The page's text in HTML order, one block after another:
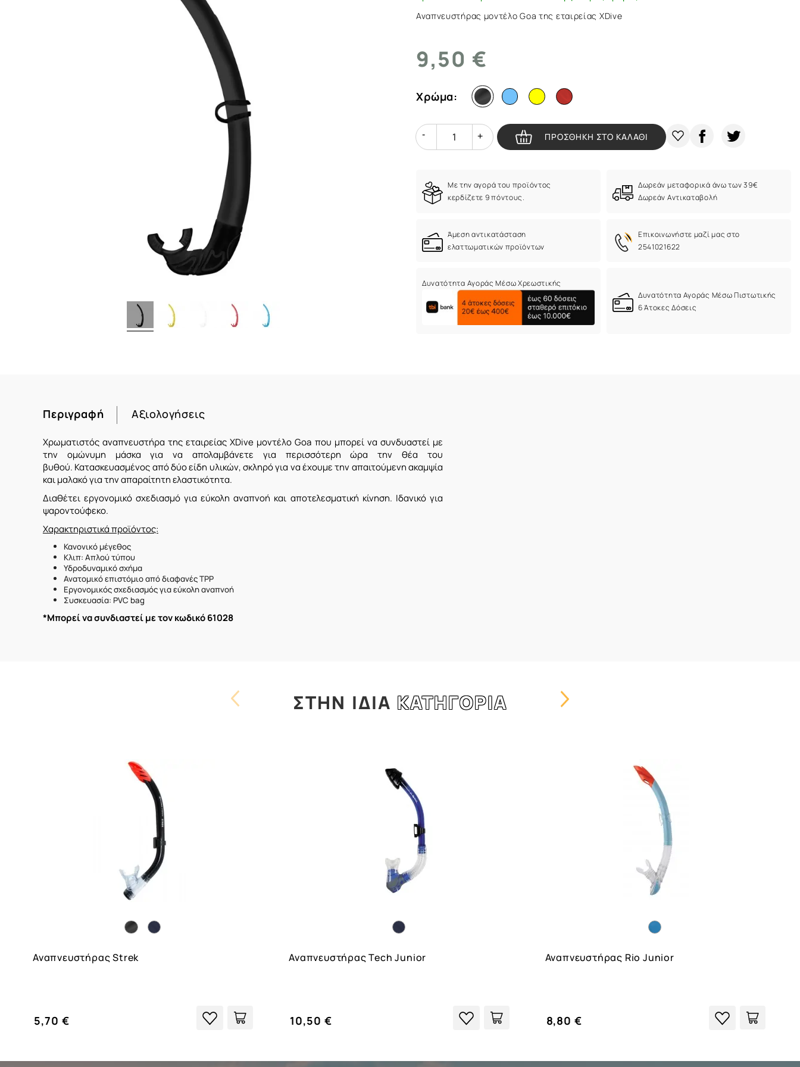
Αναπνευστήρας μοντέλο Goa της εταιρείας XDive
9,50 €
Χρώμα:
Quantity
Quantity ΠΡΟΣΘΗΚΗ ΣΤΟ ΚΑΛΑΘΙ
Με την αγορά του προϊόντος
κερδίζετε 9 πόντους.
Δωρεάν μεταφορικά άνω των 39€
Δωρεάν Αντικαταβολή
Άμεση αντικατάσταση
ελαττωματικών προϊόντων
Eπικοινωνήστε μαζί μας στο
2541021622
Δυνατότητα Αγοράς Μέσω Χρεωστικής
Δυνατότητα Αγοράς Μέσω Πιστωτικής
6 Άτοκες Δόσεις
Περιγραφή Αξιολογήσεις
Χρωματιστός αναπνευστήρα της εταιρείας XDive μοντέλο Goa που μπορεί να συνδυαστεί με
την ομώνυμη μάσκα για να απολαμβάνετε για περισσότερη ώρα την θέα του
βυθού. Κατασκευασμένος από δύο είδη υλικών, σκληρό για να έχουμε την απαιτούμενη ακαμψία
και μαλακό για την απαραίτητη ελαστικότητα.
Διαθέτει εργονομικό σχεδιασμό για εύκολη αναπνοή και αποτελεσματική κίνηση. Ιδανικό για
ψαροντούφεκο.
Χαρακτηριστικά προϊόντος:
Κανονικό μέγεθος
Κλιπ: Απλού τύπου
Υδροδυναμικό σχήμα
Ανατομικό επιστόμιο από διαφανές ΤΡΡ
Εργονομικός σχεδιασμός για εύκολη αναπνοή
​Συσκευασία: PVC bag
*Μπορεί να συνδιαστεί με τον κωδικό 61028
ΣΤΗΝ ΙΔΙΑ ΚΑΤΗΓΟΡΙΑ
Αναπνευστήρας Strek
5,70 €
Αναπνευστήρας Tech Junior
10,50 €
Αναπνευστήρας Rio Junior
8,80 €